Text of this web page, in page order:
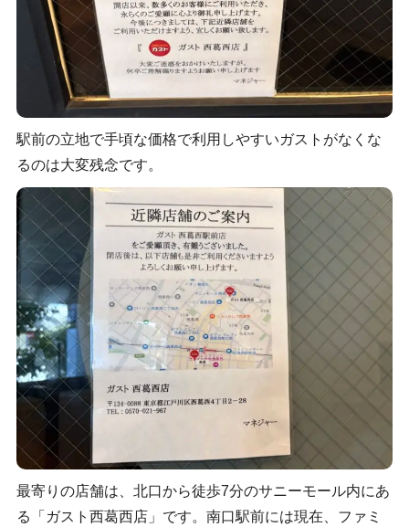
駅前の立地で手頃な価格で利用しやすいガストがなくな
るのは大変残念です。
最寄りの店舗は、北口から徒歩7分のサニーモール内にあ
る「ガスト西葛西店」です。南口駅前には現在、ファミ